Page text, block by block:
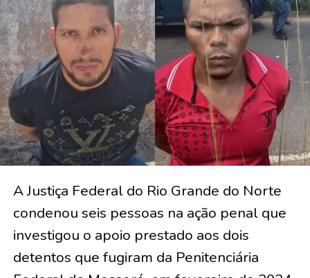
A Justiça Federal do Rio Grande do Norte
condenou seis pessoas na ação penal que
investigou o apoio prestado aos dois
detentos que fugiram da Penitenciária